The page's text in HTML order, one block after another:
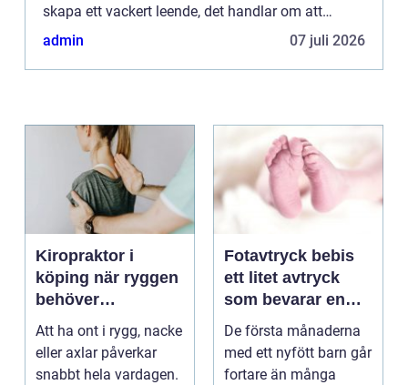
skapa ett vackert leende, det handlar om att
förändra liv. I denna artikel ska vi utforska den...
admin 07 juli 2026
Kiropraktor i
köping när ryggen
behöver
professionell hjälp
Att ha ont i rygg, nacke
eller axlar påverkar
snabbt hela vardagen.
Fotavtryck bebis
ett litet avtryck
som bevarar en
stor stund
De första månaderna
med ett nyfött barn går
fortare än många